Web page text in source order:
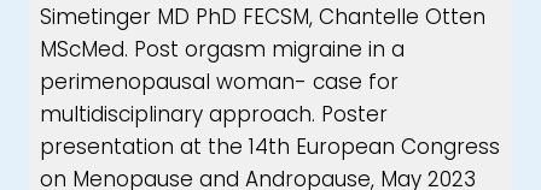
Simetinger MD PhD FECSM, Chantelle Otten
MScMed. Post orgasm migraine in a
perimenopausal woman- case for
multidisciplinary approach. Poster
presentation at the 14th European Congress
on Menopause and Andropause, May 2023